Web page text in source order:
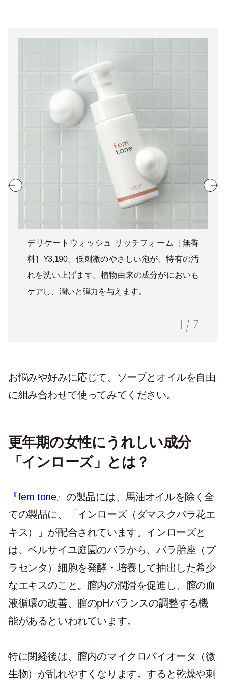
デリケートウォッシュ リッチフォーム［無香
料］¥3,190。低刺激のやさしい泡が、特有の汚
れを洗い上げます。植物由来の成分がにおいも
ケアし、潤いと弾力を与えます。
1 / 7
お悩みや好みに応じて、ソープとオイルを自由
に組み合わせて使ってみてください。
更年期の女性にうれしい成分
「インローズ」とは？
『fem tone』 の製品には、馬油オイルを除く全
ての製品に、「インローズ（ダマスクバラ花エ
キス）」が配合されています。インローズと
は、ベルサイユ庭園のバラから、バラ胎座（プ
ラセンタ）細胞を発酵・培養して抽出した希少
なエキスのこと。膣内の潤滑を促進し、膣の血
液循環の改善、膣のpHバランスの調整する機
能があるといわれています。
特に閉経後は、膣内のマイクロバイオータ（微
生物）が乱れやすくなります。すると乾燥や刺